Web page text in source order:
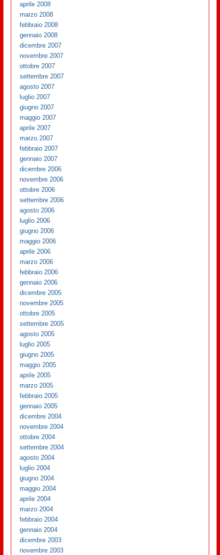
aprile 2008
marzo 2008
febbraio 2008
gennaio 2008
dicembre 2007
novembre 2007
ottobre 2007
settembre 2007
agosto 2007
luglio 2007
giugno 2007
maggio 2007
aprile 2007
marzo 2007
febbraio 2007
gennaio 2007
dicembre 2006
novembre 2006
ottobre 2006
settembre 2006
agosto 2006
luglio 2006
giugno 2006
maggio 2006
aprile 2006
marzo 2006
febbraio 2006
gennaio 2006
dicembre 2005
novembre 2005
ottobre 2005
settembre 2005
agosto 2005
luglio 2005
giugno 2005
maggio 2005
aprile 2005
marzo 2005
febbraio 2005
gennaio 2005
dicembre 2004
novembre 2004
ottobre 2004
settembre 2004
agosto 2004
luglio 2004
giugno 2004
maggio 2004
aprile 2004
marzo 2004
febbraio 2004
gennaio 2004
dicembre 2003
novembre 2003